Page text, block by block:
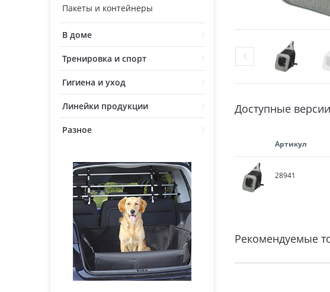
Пакеты и контейнеры
В доме
Тренировка и спорт
Гигиена и уход
Линейки продукции
Разное
Доступные версии
Артикул
28941
Рекомендуемые